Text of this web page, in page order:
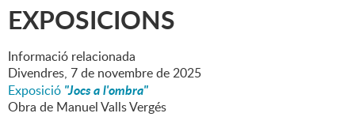
EXPOSICIONS
Informació relacionada
Divendres, 7de novembrede2025
Exposició "Jocs a l'ombra"
Obra de Manuel Valls Vergés